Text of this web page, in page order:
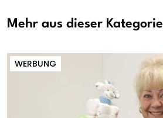
Mehr aus dieser Kategorie
WERBUNG